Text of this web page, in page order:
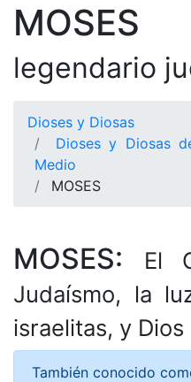
legendario
Dioses y Diosas
Dioses y Diosas
Medio
MOSES
MOSES:
El
Judaísmo, la
israelitas, y Dios
También conocido